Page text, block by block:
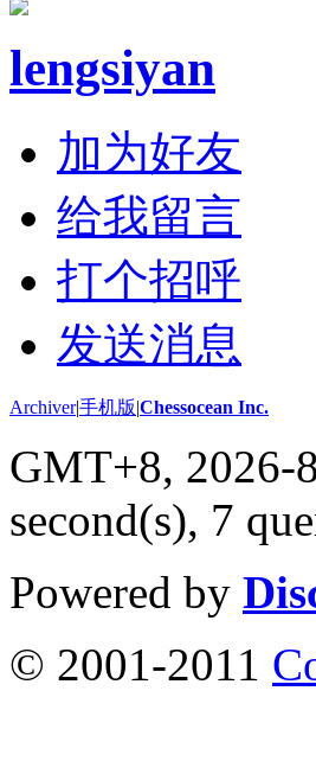
lengsiyan
加为好友
给我留言
打个招呼
发送消息
Archiver|手机版|Chessocean Inc.
GMT+8, 2026-
second(s), 7
Powered by
© 2001-2011